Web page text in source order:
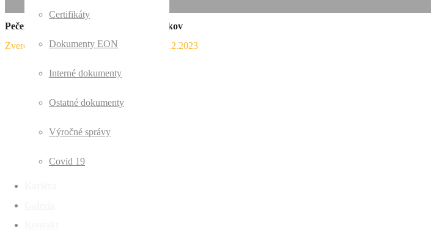
Certifikáty
Dokumenty EON
Interné dokumenty
Ostatné dokumenty
Výročné správy
Covid 19
Pečenie medovníkov, vianočných koláčikov
Zverejnil Domov sociálnych služieb
10.12.2023